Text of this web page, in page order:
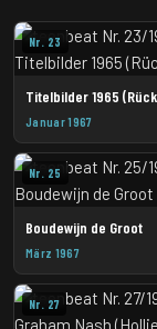
Nr. 23
Titelbilder 1965
Januar 1967
Nr. 25
Boudewijn de Groot
März 1967
Nr. 27